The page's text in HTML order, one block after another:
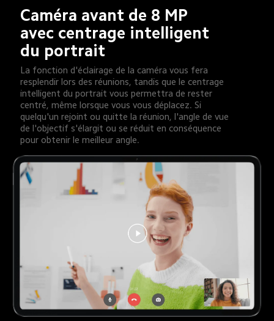
Caméra avant de 8 MP
avec centrage intelligent
du portrait
La fonction d'éclairage de la caméra vous fera
resplendir lors des réunions, tandis que le centrage
intelligent du portrait vous permettra de rester
centré, même lorsque vous vous déplacez. Si
quelqu'un rejoint ou quitte la réunion, l'angle de vue
de l'objectif s'élargit ou se réduit en conséquence
pour obtenir le meilleur angle.